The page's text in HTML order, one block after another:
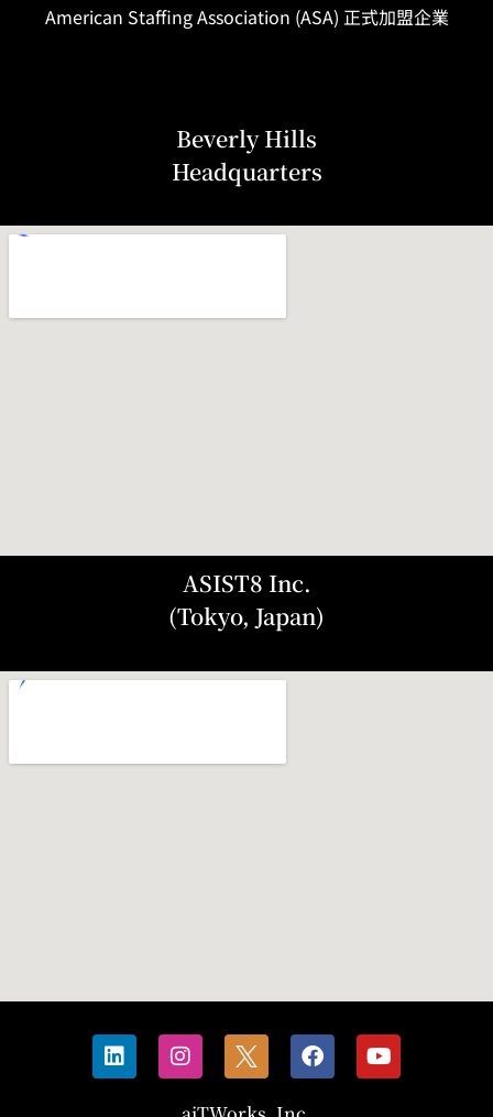
American StaffingAssociation (ASA) 正式加盟企業
Beverly Hills
Headquarters
ASIST8 Inc.
(Tokyo, Japan)